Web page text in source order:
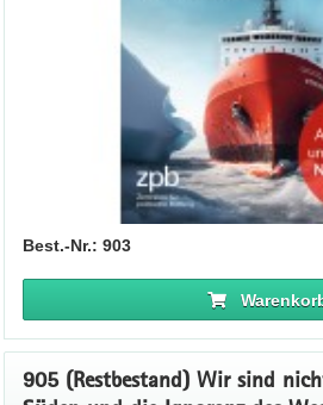
Best.-Nr.: 903
905 (Restbestand) Wir sind